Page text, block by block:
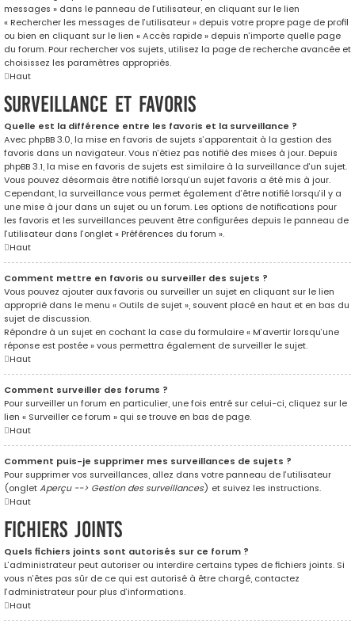
messages » dans le panneau de l’utilisateur, en cliquant sur le lien
« Rechercher les messages de l’utilisateur » depuis votre propre page de profil
ou bien en cliquant sur le lien « Accès rapide » depuis n’importe quelle page
du forum. Pour rechercher vos sujets, utilisez la page de recherche avancée et
choisissez les paramètres appropriés.
Haut
Surveillance et favoris
Quelle est la différence entre les favoris et la surveillance ?
Avec phpBB 3.0, la mise en favoris de sujets s’apparentait à la gestion des
favoris dans un navigateur. Vous n’étiez pas notifié des mises à jour. Depuis
phpBB 3.1, la mise en favoris de sujets est similaire à la surveillance d’un sujet.
Vous pouvez désormais être notifié lorsqu’un sujet favoris a été mis à jour.
Cependant, la surveillance vous permet également d’être notifié lorsqu’il y a
une mise à jour dans un sujet ou un forum. Les options de notifications pour
les favoris et les surveillances peuvent être configurées depuis le panneau de
l’utilisateur dans l’onglet « Préférences du forum ».
Haut
Comment mettre en favoris ou surveiller des sujets ?
Vous pouvez ajouter aux favoris ou surveiller un sujet en cliquant sur le lien
approprié dans le menu « Outils de sujet », souvent placé en haut et en bas du
sujet de discussion.
Répondre à un sujet en cochant la case du formulaire « M’avertir lorsqu’une
réponse est postée » vous permettra également de surveiller le sujet.
Haut
Comment surveiller des forums ?
Pour surveiller un forum en particulier, une fois entré sur celui-ci, cliquez sur le
lien « Surveiller ce forum » qui se trouve en bas de page.
Haut
Comment puis-je supprimer mes surveillances de sujets ?
Pour supprimer vos surveillances, allez dans votre panneau de l’utilisateur
(ongletAperçu --> Gestion des surveillances) et suivez les instructions.
Haut
Fichiers joints
Quels fichiers joints sont autorisés sur ce forum ?
L’administrateur peut autoriser ou interdire certains types de fichiers joints. Si
vous n’êtes pas sûr de ce qui est autorisé à être chargé, contactez
l’administrateur pour plus d’informations.
Haut